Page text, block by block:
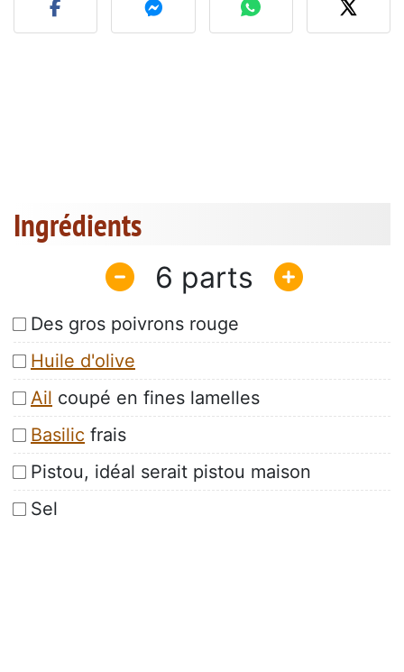
Ingrédients
6
Des gros poivrons rouge
Huile d'olive
Ail coupé en fines lamelles
Basilic frais
Pistou, idéal serait pistou maison
Sel